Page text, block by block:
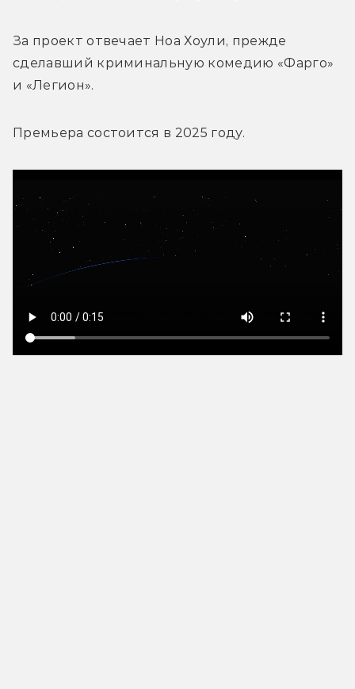
За проект отвечает Ноа Хоули, прежде
сделавший криминальную комедию «Фарго»
и «Легион».
Премьера состоится в 2025 году.